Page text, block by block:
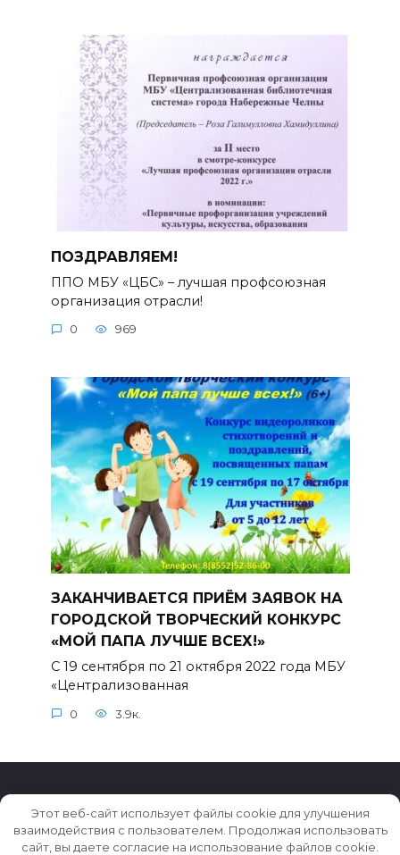
ПОЗДРАВЛЯЕМ!
ППО МБУ «ЦБС» – лучшая профсоюзная
организация отрасли!
0 969
ЗАКАНЧИВАЕТСЯ ПРИЁМ ЗАЯВОК НА
ГОРОДСКОЙ ТВОРЧЕСКИЙ КОНКУРС
«МОЙ ПАПА ЛУЧШЕ ВСЕХ!»
С 19 сентября по 21 октября 2022 года МБУ
«Централизованная
0 3.9к.
© 2026 Истории ★ Новости ★ Факты ★ Очерки
Этот веб-сайт использует файлы cookie для улучшения
взаимодействия с пользователем. Продолжая использовать
сайт, вы даете согласие на использование файлов cookie.